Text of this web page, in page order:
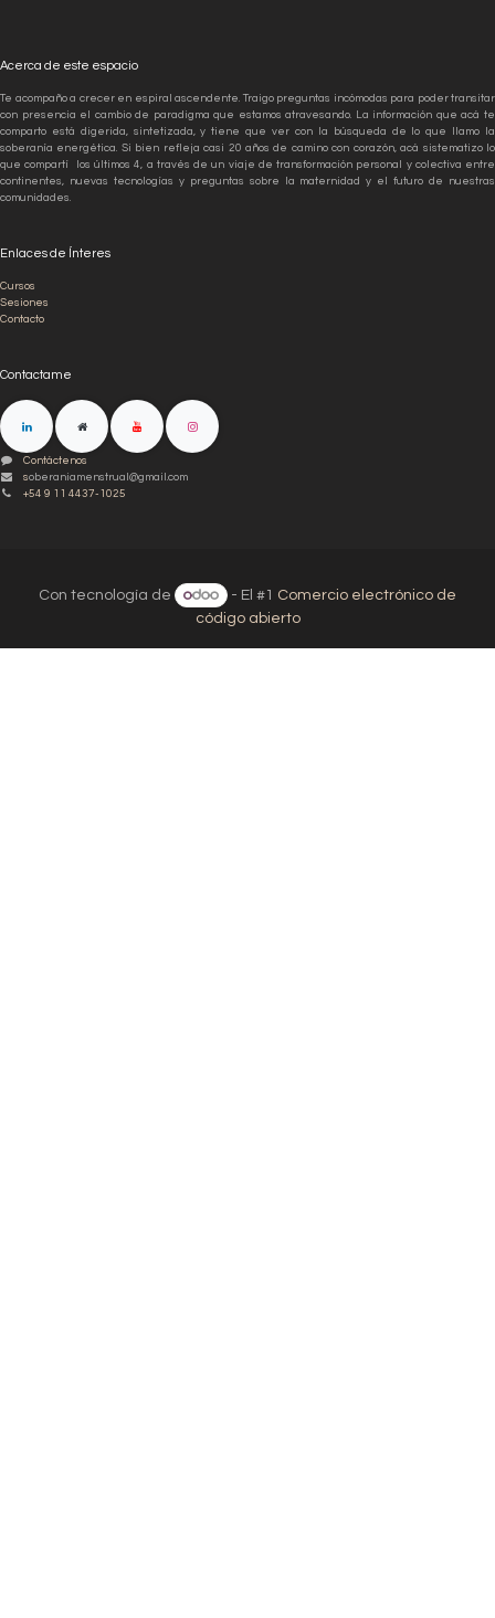
Acerca de este espacio
Te acompaño a crecer en espiral ascendente. Traigo preguntas incómodas para poder transitar
con presencia el cambio de paradigma que estamos atravesando. La información que acá te
comparto está digerida, sintetizada, y tiene que ver con la búsqueda de lo que llamo la
soberanía energética. Si bien refleja casi 20 años de camino con corazón, acá sistematizo lo
que compartí los últimos 4, a través de un viaje de transformación personal y colectiva entre
continentes, nuevas tecnologías y preguntas sobre la maternidad y el futuro de nuestras
comunidades.
Enlaces de Ínteres
Cursos
Sesiones
Contacto
Contactame
Contáctenos
soberaniamenstrual@gmail.com
+54 9 11 4437-1025
Con tecnología de - El #1 Comercio electrónico de
código abierto